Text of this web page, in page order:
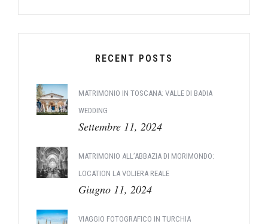
RECENT POSTS
MATRIMONIO IN TOSCANA: VALLE DI BADIA
WEDDING
Settembre 11, 2024
MATRIMONIO ALL’ABBAZIA DI MORIMONDO:
LOCATION LA VOLIERA REALE
Giugno 11, 2024
VIAGGIO FOTOGRAFICO IN TURCHIA